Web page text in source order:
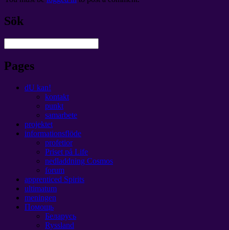
Sök
Pages
dU kan!
kontakt
punkt
samarbete
projektet
informationsflöde
profetior
Priset på Life
nedladdning Cosmos
forum
apprenticed Spirits
ultimatum
meningen
Помощь
Беларусь
Ryssland